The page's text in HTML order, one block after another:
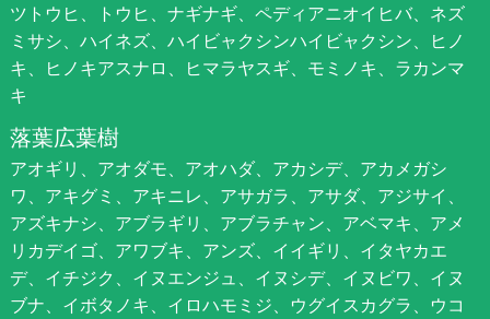
ツトウヒ、トウヒ、ナギナギ、ペディアニオイヒバ、ネズ
ミサシ、ハイネズ、ハイビャクシンハイビャクシン、ヒノ
キ、ヒノキアスナロ、ヒマラヤスギ、モミノキ、ラカンマ
キ
落葉広葉樹
アオギリ、アオダモ、アオハダ、アカシデ、アカメガシ
ワ、アキグミ、アキニレ、アサガラ、アサダ、アジサイ、
アズキナシ、アブラギリ、アブラチャン、アベマキ、アメ
リカデイゴ、アワブキ、アンズ、イイギリ、イタヤカエ
デ、イチジク、イヌエンジュ、イヌシデ、イヌビワ、イヌ
ブナ、イボタノキ、イロハモミジ、ウグイスカグラ、ウコ